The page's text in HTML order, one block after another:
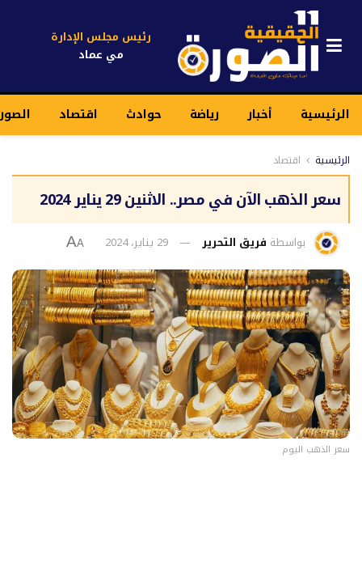
رئيس مجلس الإدارة
مي عماد
الرئيسية أخبار رياضة حوادث اقتصاد
الرئيسية اقتصاد
سعر الذهب الآن في مصر.. الاثنين 29 يناير 2024
بواسطة فريق التحرير 29 يناير، 2024 A
A
سعر الذهب اليوم